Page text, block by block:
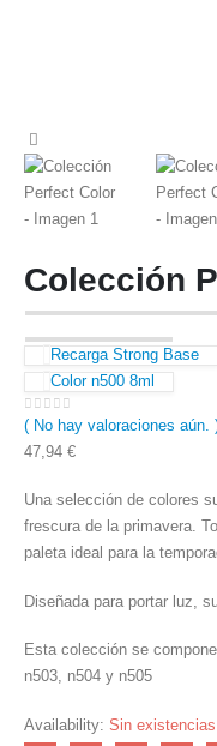
Colección
Recarga Strong Base
Color n500 8ml
0 out of 5
( No hay valoraciones aún.
47,94 €
Una selección de colores
frescura de la primavera.
paleta ideal para la
Diseñada para portar luz,
Esta colección se
n503, n504 y n505
Availability: Sin existencias